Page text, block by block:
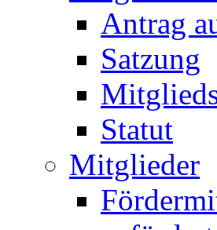
Antrag
Satzung
Statut
Mitglieder